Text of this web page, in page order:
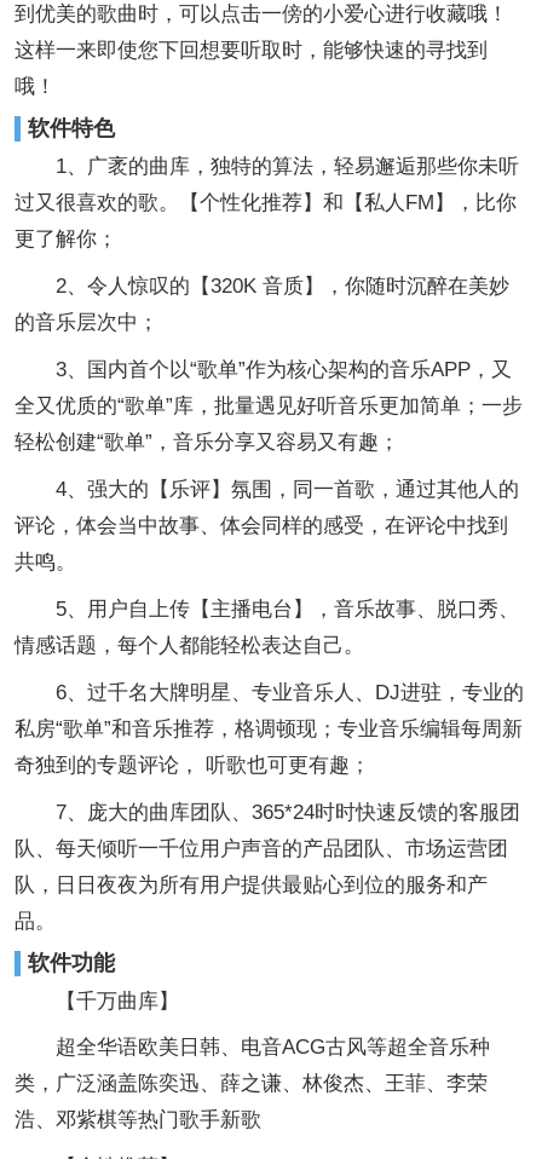
到优美的歌曲时，可以点击一傍的小爱心进行收藏哦！
这样一来即使您下回想要听取时，能够快速的寻找到
哦！
软件特色
1、广袤的曲库，独特的算法，轻易邂逅那些你未听
过又很喜欢的歌。【个性化推荐】和【私人FM】，比你
更了解你；
2、令人惊叹的【320K 音质】，你随时沉醉在美妙
的音乐层次中；
3、国内首个以“歌单”作为核心架构的音乐APP，又
全又优质的“歌单”库，批量遇见好听音乐更加简单；一步
轻松创建“歌单”，音乐分享又容易又有趣；
4、强大的【乐评】氛围，同一首歌，通过其他人的
评论，体会当中故事、体会同样的感受，在评论中找到
共鸣。
5、用户自上传【主播电台】，音乐故事、脱口秀、
情感话题，每个人都能轻松表达自己。
6、过千名大牌明星、专业音乐人、DJ进驻，专业的
私房“歌单”和音乐推荐，格调顿现；专业音乐编辑每周新
奇独到的专题评论， 听歌也可更有趣；
7、庞大的曲库团队、365*24时时快速反馈的客服团
队、每天倾听一千位用户声音的产品团队、市场运营团
队，日日夜夜为所有用户提供最贴心到位的服务和产
品。
软件功能
【千万曲库】
超全华语欧美日韩、电音ACG古风等超全音乐种
类，广泛涵盖陈奕迅、薛之谦、林俊杰、王菲、李荣
浩、邓紫棋等热门歌手新歌